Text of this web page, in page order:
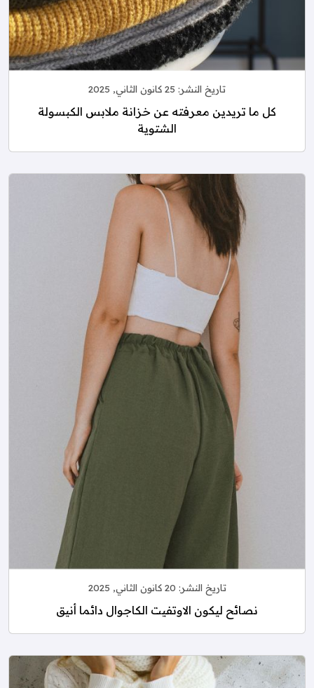
تاريخ النشر: 25 كانون الثاني, 2025
كل ما تريدين معرفته عن خزانة ملابس الكبسولة
الشتوية
تاريخ النشر: 20 كانون الثاني, 2025
نصائح ليكون الاوتفيت الكاجوال دائما أنيق